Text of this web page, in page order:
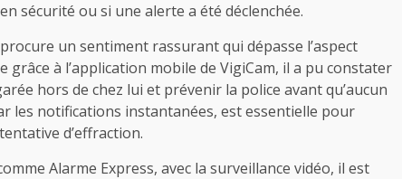
sécurité ou si une alerte a été déclenchée.
un sentiment rassurant qui dépasse l’aspect
à l’application mobile de VigiCam, il a pu constater
hors de chez lui et prévenir la police avant qu’aucun
les notifications instantanées, est essentielle pour
d’effraction.
Alarme Express, avec la surveillance vidéo, il est